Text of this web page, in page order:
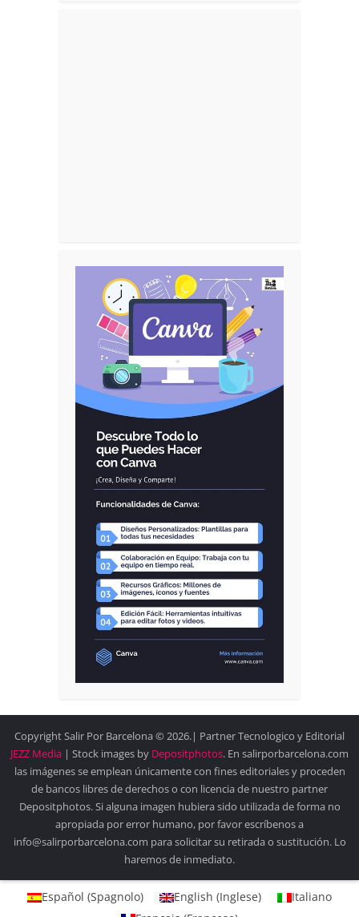
Copyright Salir Por Barcelona © 2026.| Partner Tecnologico y Editorial
JEZZ Media | Stock images by Depositphotos. En salirporbarcelona.com
las imágenes se emplean únicamente con fines editoriales y proceden
de bancos libres de derechos o con licencia de nuestro partner
Depositphotos. Si alguna imagen hubiera sido utilizada de forma no
apropiada por error humano, por favor escríbenos a
info@salirporbarcelona.com para solicitar su retirada o sustitución. Lo
haremos de inmediato.
Español (Spagnolo) English (Inglese)
Italiano